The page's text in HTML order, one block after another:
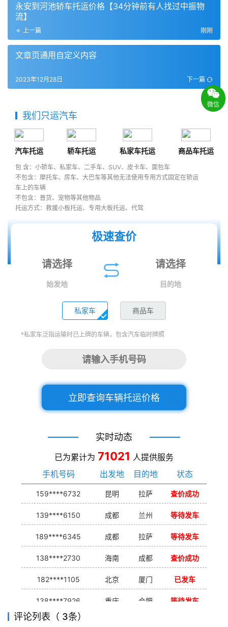
永安到河池轿车托运价格【34分钟前有人找过中振物
流】
上一篇 刚刚
文章页通用自定义内容
下一篇
2023年12月28日
我们只运汽车
汽车托运 轿车托运 私家车托运 商品车托运
包 含：小轿车、私家车、二手车、SUV、皮卡车、面包车
不包含：摩托车、房车、大巴车等其他无法使用专用方式固定在轿运
车上的车辆
不包含：普货、宠物等其他物品
托运方式：救援小板托运、专用大板托运、代驾
极速查价
始发地 目的地
私家车 商品车
*私家车泛指运输时已上牌的车辆，包含汽车临时牌照
立即查询车辆托运价格
实时动态
已为累计为 71021 人提供服务
手机号码
出发地 目的地 状态
159****6732 昆明 拉萨 查价成功
139****6150 成都 兰州 等待发车
189****6345 成都 拉萨 等待发车
138****2730 海南 成都 查价成功
182****1105 北京 厦门 已发车
138****7926 重庆 合肥 等待发车
139****9233
评论列表（ 3条）
微信